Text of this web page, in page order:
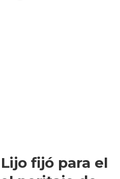
fijó para el